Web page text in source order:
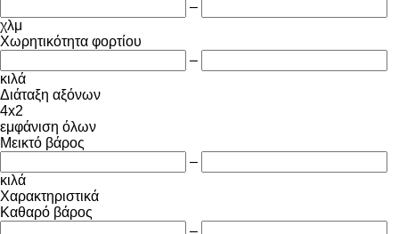
–
χλμ
Χωρητικότητα φορτίου
–
κιλά
Διάταξη αξόνων
4x2
εμφάνιση όλων
Μεικτό βάρος
–
κιλά
Χαρακτηριστικά
Καθαρό βάρος
–